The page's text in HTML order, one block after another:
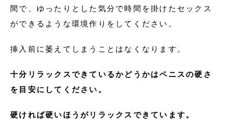
間で、ゆったりとした気分で時間を掛けたセックス
ができるような環境作りをしてください。
挿入前に萎えてしまうことはなくなります。
十分リラックスできているかどうかはペニスの硬さ
を目安にしてください。
硬ければ硬いほうがリラックスできています。